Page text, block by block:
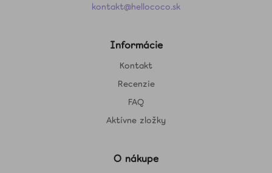
kontakt@hellococo.sk
Informácie
Kontakt
Recenzie
FAQ
Aktívne zložky
O nákupe